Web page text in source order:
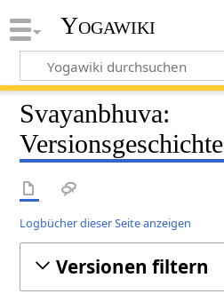
Yogawiki
Svayanbhuva:
Versionsgeschichte
Logbücher dieser Seite anzeigen
Versionen filtern